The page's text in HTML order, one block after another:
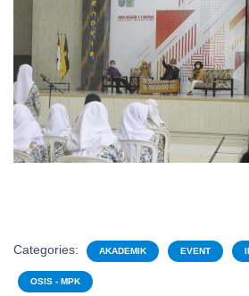
Categories: AKADEMIK EVENT
OSIS - MPK